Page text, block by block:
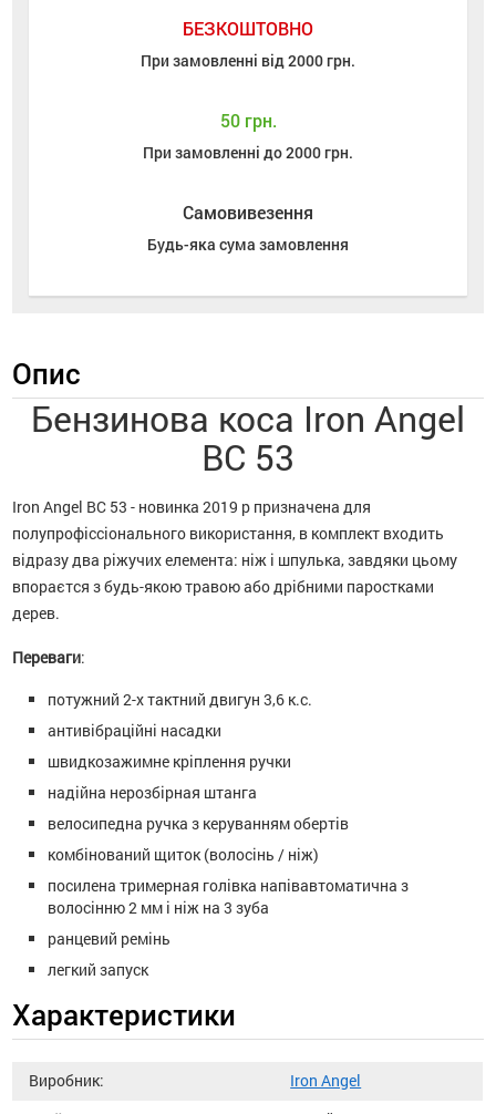
БЕЗКОШТОВНО
При замовленні від 2000 грн.
50 грн.
При замовленні до 2000 грн.
Самовивезення
Будь-яка сума замовлення
Опис
Бензинова коса Iron Angel
BС 53
Iron Angel BС 53 - новинка 2019 р призначена для
полупрофіссіонального використання, в комплект входить
відразу два ріжучих елемента: ніж і шпулька, завдяки цьому
впораєтся з будь-якою травою або дрібними паростками
дерев.
Переваги:
потужний 2-х тактний двигун 3,6 к.с.
антивібраційні насадки
швидкозажимне кріплення ручки
надійна нерозбірная штанга
велосипедна ручка з керуванням обертів
комбінований щиток (волосінь / ніж)
посилена тримерная голівка напівавтоматична з
волосінню 2 мм і ніж на 3 зуба
ранцевий ремінь
легкий запуск
Характеристики
Виробник:
Iron Angel